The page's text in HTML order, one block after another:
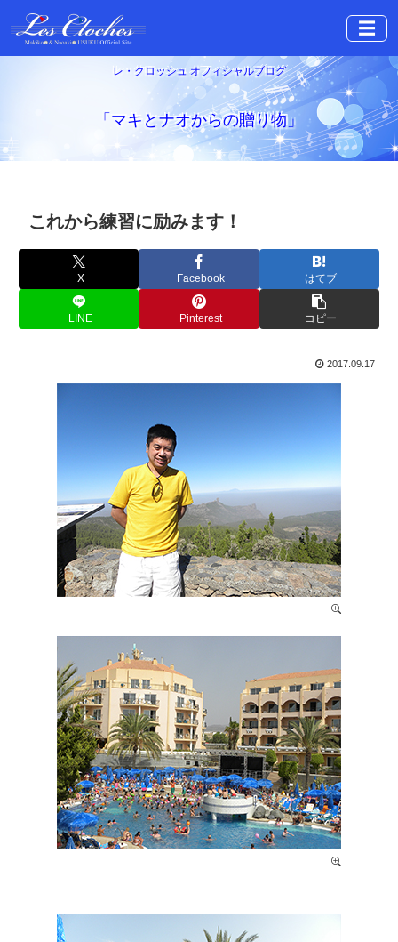
☰
レ・クロッシュ オフィシャルブログ
「マキとナオからの贈り物」
これから練習に励みます！
X Facebook はてブ
LINE Pinterest コピー
2017.09.17